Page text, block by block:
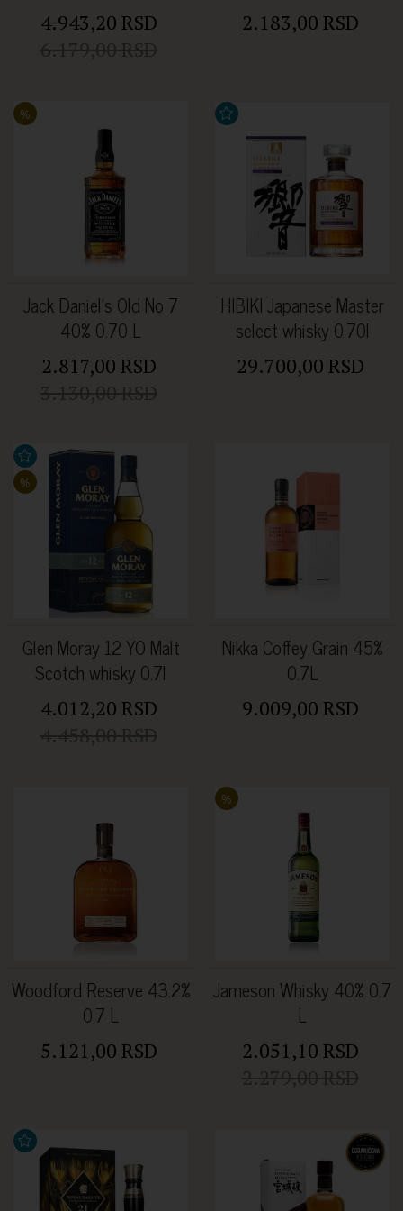
Batch Whisky 46% 0.7L
4.943,20 RSD
2.183,00 RSD
Jack Daniel’s Old No 7
40% 0.70 L
2.817,00 RSD
%
HIBIKI Japanese Master
select whisky 0.70l
29.700,00 RSD
Glen Moray 12 YO Malt
Scotch whisky 0.7l
4.012,20 RSD
%
Nikka Coffey Grain 45%
0.7L
9.009,00 RSD
Woodford Reserve 43.2%
0.7 L
5.121,00 RSD
Jameson Whisky 40% 0.7
L
2.051,10 RSD
%